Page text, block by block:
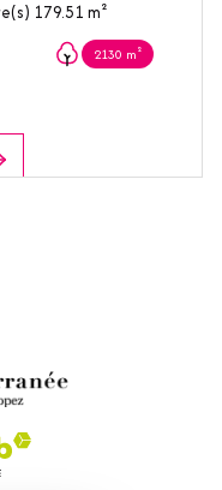
Maison 6 pièce(s) 5 chambre(s) 179.51 m²
2130 m²